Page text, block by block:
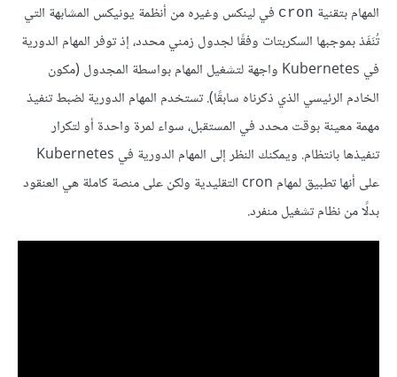
المهام بتقنية cron في لينكس وغيره من أنظمة يونيكس المشابهة التي
تُنَفَذ بموجبها السكربتات وفقًا لجدول زمني محدد، إذ توفر المهام الدورية
في Kubernetes واجهة لتشغيل المهام بواسطة المجدول (مكون
الخادم الرئيسي الذي ذكرناه سابقًا). تستخدم المهام الدورية لضبط تنفيذ
مهمة معينة بوقت محدد في المستقبل، سواء لمرة واحدة أو لتكرار
تنفيذها بانتظام. ويمكنك النظر إلى المهام الدورية في Kubernetes
على أنها تطبيق لمهام cron التقليدية ولكن على منصة كاملة هي العنقود
بدلًا من نظام تشغيل منفرد.